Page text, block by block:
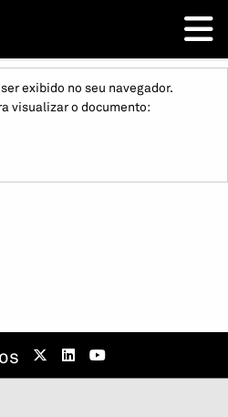
exibido no seu navegador.
visualizar o documento: